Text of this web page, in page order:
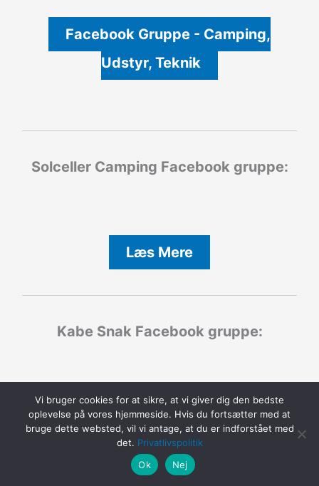
Facebook Gruppe - Camping,
Udstyr, Teknik
Solceller Camping Facebook gruppe:
Læs Mere
Kabe SnakFacebook gruppe:
Læs Mere
Vi bruger cookies for at sikre, at vi giver dig den bedste
oplevelse på vores hjemmeside. Hvis du fortsætter med at
bruge dette websted, vil vi antage, at du er indforstået med
det. Privatlivspolitik
Ok
Nej